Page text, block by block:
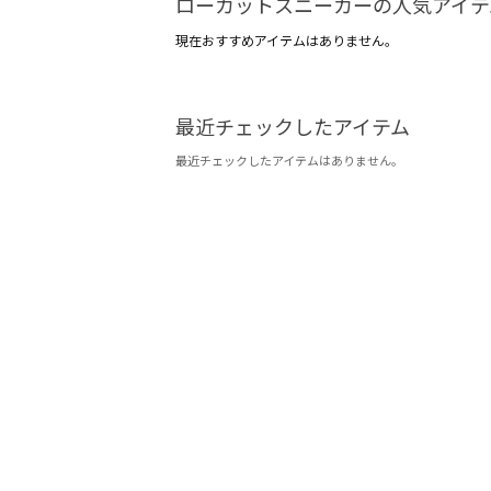
現在おすすめアイテムはありません。
最近チェックしたアイテム
最近チェックしたアイテムはありません。